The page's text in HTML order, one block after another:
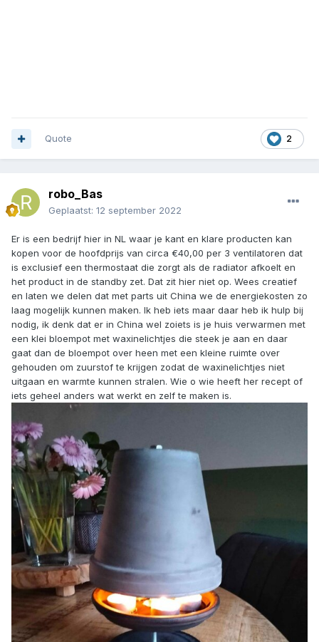
2
Quote
robo_Bas
Geplaatst: 12 september 2022
Er is een bedrijf hier in NL waar je kant en klare producten kan
kopen voor de hoofdprijs van circa €40,00 per 3 ventilatoren dat
is exclusief een thermostaat die zorgt als de radiator afkoelt en
het product in de standby zet. Dat zit hier niet op. Wees creatief
en laten we delen dat met parts uit China we de energiekosten zo
laag mogelijk kunnen maken. Ik heb iets maar daar heb ik hulp bij
nodig, ik denk dat er in China wel zoiets is je huis verwarmen met
een klei bloempot met waxinelichtjes die steek je aan en daar
gaat dan de bloempot over heen met een kleine ruimte over
gehouden om zuurstof te krijgen zodat de waxinelichtjes niet
uitgaan en warmte kunnen stralen. Wie o wie heeft her recept of
iets geheel anders wat werkt en zelf te maken is.